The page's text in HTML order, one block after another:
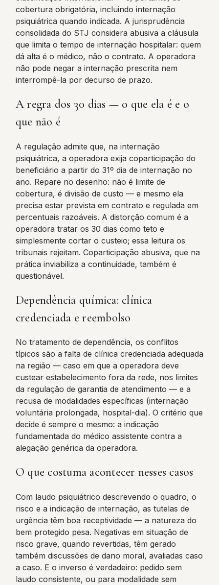
cobertura obrigatória, incluindo internação
psiquiátrica quando indicada. A jurisprudência
consolidada do STJ considera abusiva a cláusula
que limita o tempo de internação hospitalar: quem
dá alta é o médico, não o contrato. A operadora
não pode negar a internação prescrita nem
interrompê-la por decurso de prazo.
A regra dos 30 dias — o que ela é e o
que não é
A regulação admite que, na internação
psiquiátrica, a operadora exija coparticipação do
beneficiário a partir do 31º dia de internação no
ano. Repare no desenho: não é limite de
cobertura, é divisão de custo — e mesmo ela
precisa estar prevista em contrato e regulada em
percentuais razoáveis. A distorção comum é a
operadora tratar os 30 dias como teto e
simplesmente cortar o custeio; essa leitura os
tribunais rejeitam. Coparticipação abusiva, que na
prática inviabiliza a continuidade, também é
questionável.
Dependência química: clínica
credenciada e reembolso
No tratamento de dependência, os conflitos
típicos são a falta de clínica credenciada adequada
na região — caso em que a operadora deve
custear estabelecimento fora da rede, nos limites
da regulação de garantia de atendimento — e a
recusa de modalidades específicas (internação
voluntária prolongada, hospital-dia). O critério que
decide é sempre o mesmo: a indicação
fundamentada do médico assistente contra a
alegação genérica da operadora.
O que costuma acontecer nesses casos
Com laudo psiquiátrico descrevendo o quadro, o
risco e a indicação de internação, as tutelas de
urgência têm boa receptividade — a natureza do
bem protegido pesa. Negativas em situação de
risco grave, quando revertidas, têm gerado
também discussões de dano moral, avaliadas caso
a caso. E o inverso é verdadeiro: pedido sem
laudo consistente, ou para modalidade sem